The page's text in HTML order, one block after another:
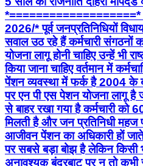
*===================*
2026/* ​पूर्व जनप्रतिनिधियों
सवाल उठ रहे हैं कर्मचारी
योजना लागू होनी चाहिए उन्हें भी
किया जाना चाहिए वर्तमान में
पेंशन व्यवस्था में फर्क है 2004 के
पर एन पी एस पेशन योजना लागू है
से बाहर रखा गया है कर्मचारी को
मिलती है और जन प्रतिनिधी महज
आजीवन पेंशन का अधिकारी हों
पर सबसे बड़ा बोझ है लेकिन किसी
अनावश्यक बंदरबाट पर न तो